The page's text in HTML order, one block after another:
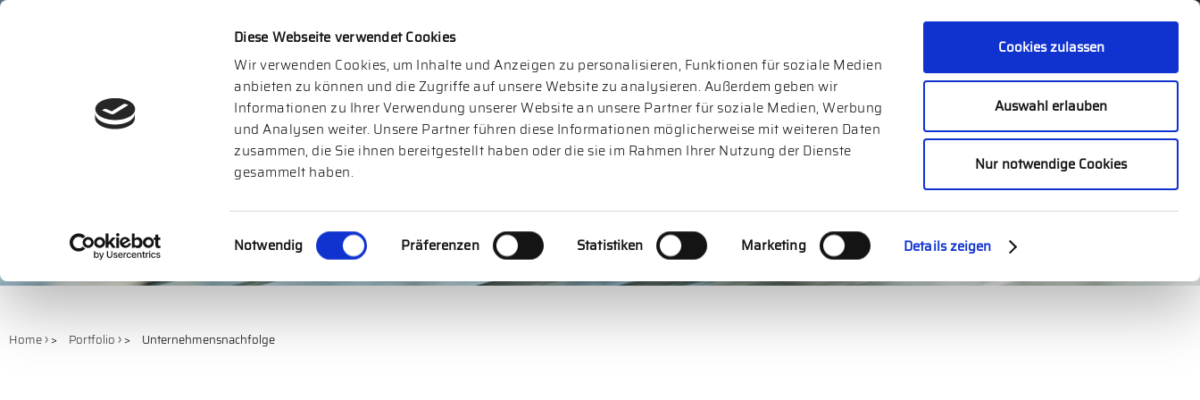
Diese Webseite verwendet Cookies
Wir verwenden Cookies, um Inhalte und Anzeigen zu personalisieren, Funktionen für soziale Medien
anbieten zu können und die Zugriffe auf unsere Website zu analysieren. Außerdem geben wir
Informationen zu Ihrer Verwendung unserer Website an unsere Partner für soziale Medien, Werbung
und Analysen weiter. Unsere Partner führen diese Informationen möglicherweise mit weiteren Daten
zusammen, die Sie ihnen bereitgestellt haben oder die sie im Rahmen Ihrer Nutzung der Dienste
gesammelt haben.
Einwilligungsauswahl
Notwendig Präferenzen Statistiken Marketing Details zeigen
Cookies zulassen
Auswahl erlauben
Nur notwendige Cookies
HOME PORTFOLIO
Home > Portfolio > Unternehmensnachfolge